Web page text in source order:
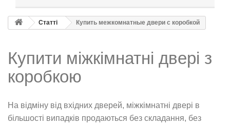
Статті Купить межкомнатные двери с коробкой
Купити міжкімнатні двері з
коробкою
На відміну від вхідних дверей, міжкімнатні двері в
більшості випадків продаються без складання, без